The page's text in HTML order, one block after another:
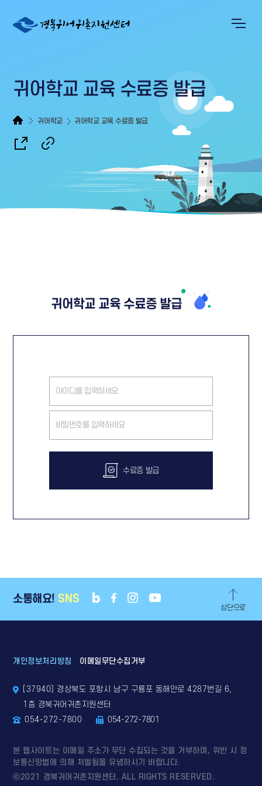
귀어학교 교육 수료증 발급
귀어학교 귀어학교 교육 수료증 발급
귀어학교 교육 수료증 발급
수료증 발급
상단으로
소통해요! SNS
개인정보처리방침 이메일무단수집거부
[37940] 경상북도 포항시 남구 구룡포 동해안로 4287번길 6,
1층 경북귀어귀촌지원센터
054-272-7800
054-272-7801
본 웹사이트는 이메일 주소가 무단 수집되는 것을 거부하며, 위반 시 정
보통신망법에 의해 처벌됨을 유념하시기 바랍니다.
ⓒ2021 경북귀어귀촌지원센터. ALL RIGHTS RESERVED.